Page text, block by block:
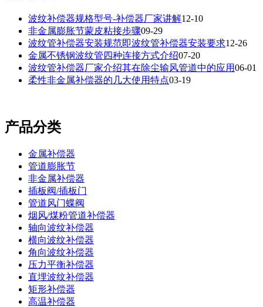
波纹补偿器规格型号-补偿器厂家讲解12-10
非金属膨胀节蒙皮粘接步骤09-29
波纹管补偿器安装规范即波纹管补偿器安装要求12-26
金属不锈钢波纹管四种连接方式介绍07-20
波纹管补偿器厂家介绍其在除尘输风管道中的应用06-01
柔性非金属补偿器的几大使用特点03-19
产品分类
金属补偿器
管道膨胀节
非金属补偿器
插板阀/插板门
管道风门蝶阀
烟风/煤粉管道补偿器
轴向波纹补偿器
横向波纹补偿器
角向波纹补偿器
压力平衡补偿器
直埋波纹补偿器
矩形补偿器
高温补偿器